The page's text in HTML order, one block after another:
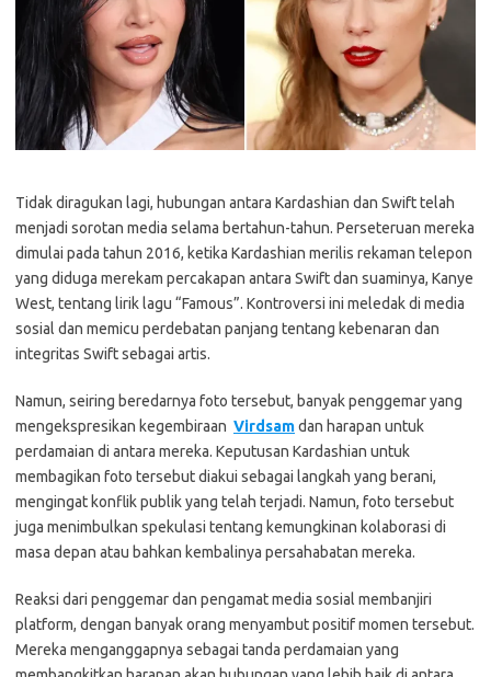
Tidak diragukan lagi, hubungan antara Kardashian dan Swift telah
menjadi sorotan media selama bertahun-tahun. Perseteruan mereka
dimulai pada tahun 2016, ketika Kardashian merilis rekaman telepon
yang diduga merekam percakapan antara Swift dan suaminya, Kanye
West, tentang lirik lagu “Famous”. Kontroversi ini meledak di media
sosial dan memicu perdebatan panjang tentang kebenaran dan
integritas Swift sebagai artis.
Namun, seiring beredarnya foto tersebut, banyak penggemar yang
mengekspresikan kegembiraan Virdsamdan harapan untuk
perdamaian di antara mereka. Keputusan Kardashian untuk
membagikan foto tersebut diakui sebagai langkah yang berani,
mengingat konflik publik yang telah terjadi. Namun, foto tersebut
juga menimbulkan spekulasi tentang kemungkinan kolaborasi di
masa depan atau bahkan kembalinya persahabatan mereka.
Reaksi dari penggemar dan pengamat media sosial membanjiri
platform, dengan banyak orang menyambut positif momen tersebut.
Mereka menganggapnya sebagai tanda perdamaian yang